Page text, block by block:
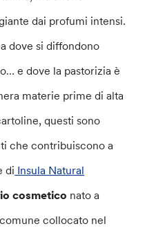
dai profumi intensi.
dove si diffondono
e dove la pastorizia è
materie prime di alta
questi sono
che contribuiscono a
di Insula Natural
cosmetico nato a
collocato nel